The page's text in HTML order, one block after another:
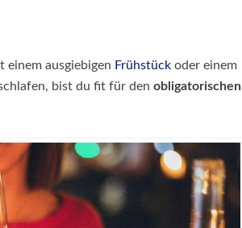
einem ausgiebigen Frühstück oder einem
bist du fit für den obligatorischen